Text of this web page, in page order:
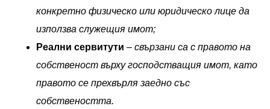
конкретно физическо или юридическо лице да
използва служещия имот;
Реални сервитути – свързани са с правото на
собственост върху господстващия имот, като
правото се прехвърля заедно със
собствеността.